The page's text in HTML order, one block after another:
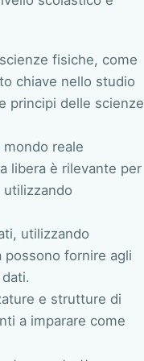
fisiche, come
chiave nello studio
principi delle scienze
reale
libera è rilevante per
utilizzando
fornire agli
e strutture di
a imparare come